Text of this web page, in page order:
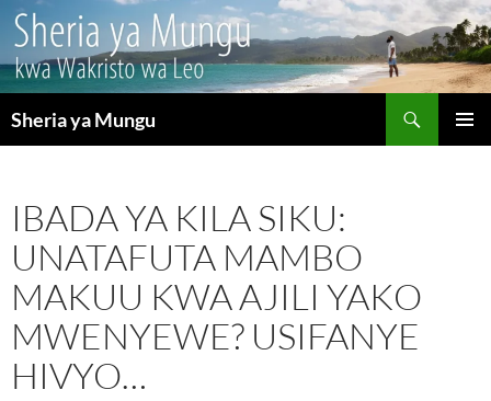
Sheria ya Mungu
IBADA YA KILA SIKU:
UNATAFUTA MAMBO
MAKUU KWA AJILI YAKO
MWENYEWE? USIFANYE
HIVYO…